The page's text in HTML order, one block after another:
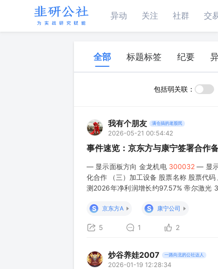
异动 关注 社群 交
全部 标题标签 纪要
包括弱关联：
我有个朋友 满仓搞的老股民
2026-05-21 00:54:42
事件速览：京东方与康宁签署合作
— 显示面板方向 金龙机电 300032 — 显
化合作 （三）加工设备 股票名称 股票代
测2026年净利润增长约97.57% 帝尔激光
S
京东方A S 康宁公司
5 1 2
炒谷养娃2007 一路向北的公社达人
2026-01-19 12:28:34